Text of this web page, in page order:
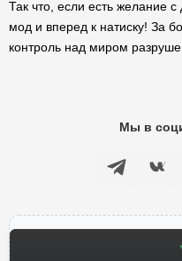
Так что, если есть желание с
мод и вперед к натиску! За
контроль над миром
Мы в